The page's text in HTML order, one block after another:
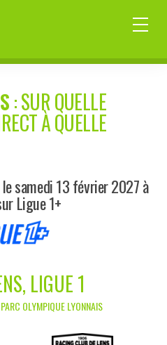
: SUR QUELLE
À QUELLE
samedi 13 février 2027 à
Ligue 1+
LIGUE 1
OLYMPIQUE LYONNAIS